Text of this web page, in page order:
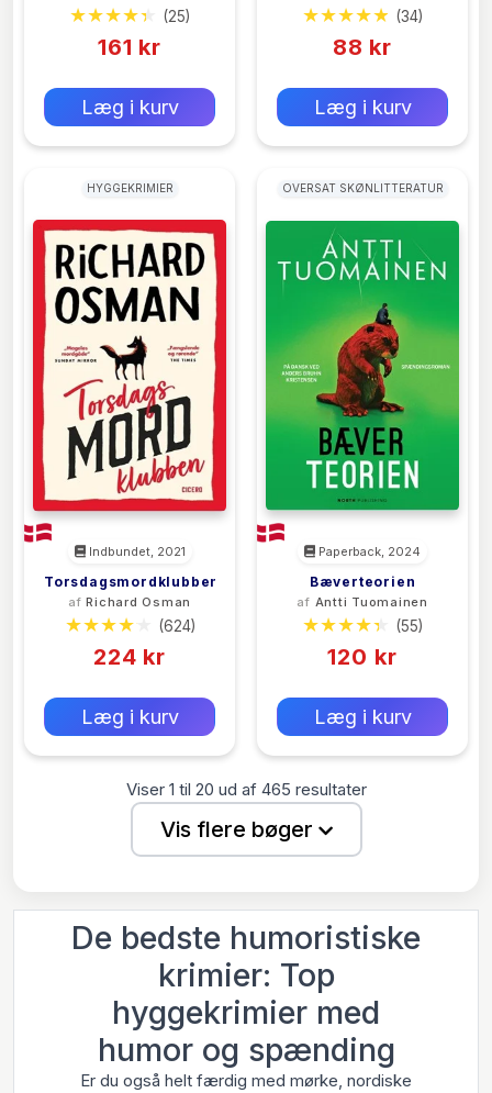
(25)
161 kr
Læg i kurv
Længere Og Længere
(34)
88 kr
Læg i kurv
HYGGEKRIMIER
Indbundet, 2021
Torsdagsmordklubben
afRichard Osman
(624)
224 kr
Læg i kurv
OVERSAT SKØNLITTERATUR
Paperback, 2024
Bæverteorien
af Antti Tuomainen
(55)
120 kr
Læg i kurv
Viser 1 til 20 ud af 465 resultater
Vis flere bøger
De bedste humoristiske
krimier: Top
hyggekrimier med
humor og spænding
Er du også helt færdig med mørke, nordiske